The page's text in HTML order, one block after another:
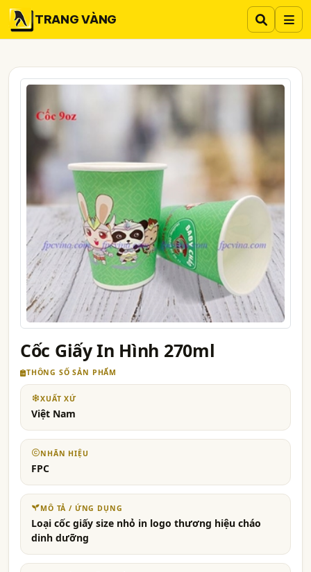
TRANG VÀNG
Cốc Giấy In Hình 270ml
THÔNG SỐ SẢN PHẨM
XUẤT XỨ
Việt Nam
NHÃN HIỆU
FPC
MÔ TẢ / ỨNG DỤNG
Loại cốc giấy size nhỏ in logo thương hiệu cháo
dinh dưỡng